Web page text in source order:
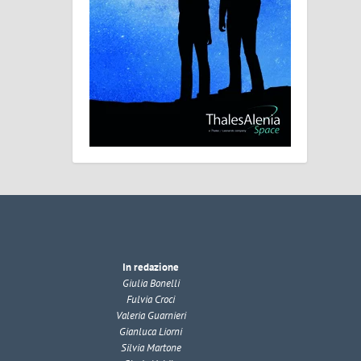
In redazione
Giulia Bonelli
Fulvia Croci
Valeria Guarnieri
Gianluca Liorni
Silvia Martone